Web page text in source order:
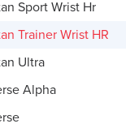
Sport Wrist Hr
Trainer Wrist HR
Ultra
Alpha